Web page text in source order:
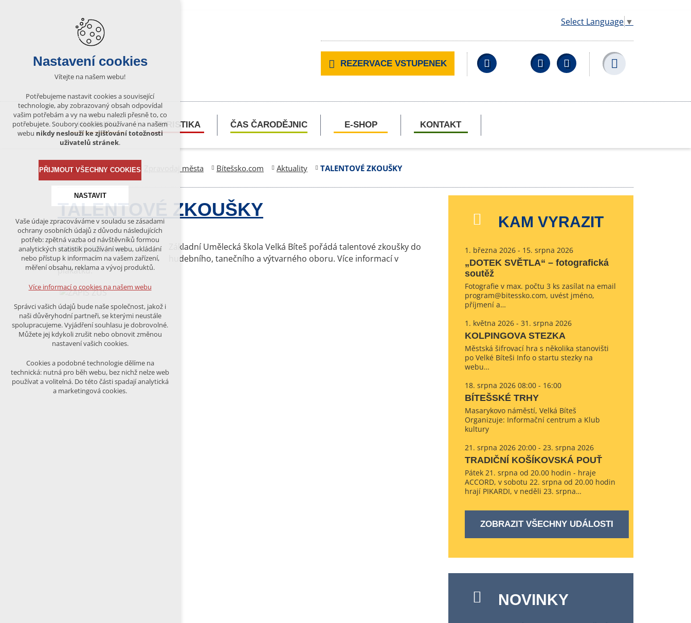
Select Language ▼
REZERVACE VSTUPENEK Facebook YouTubeWikipedia
KULTURA TURISTIKA ČAS ČARODĚJNIC E-SHOP KONTAKT
Bítešsko Kultura Zpravodaj města Bítešsko.com Aktuality TALENTOVÉ ZKOUŠKY
TALENTOVÉ ZKOUŠKY
1.6.2026
Základní Umělecká škola Velká Bíteš pořádá talentové zkoušky do
hudebního, tanečního a výtvarného oboru. Více informací v
plakátku.
KAM VYRAZIT
1. března 2026 - 15. srpna 2026
„DOTEK SVĚTLA“ – fotografická
soutěž
Fotografie v max. počtu 3 ks zasílat na email
program@bitessko.com, uvést jméno,
příjmení a…
1. května 2026 - 31. srpna 2026
KOLPINGOVA STEZKA
Městská šifrovací hra s několika stanovišti
po Velké Bíteši Info o startu stezky na
webu…
18. srpna 2026 08:00 - 16:00
BÍTEŠSKÉ TRHY
Masarykovo náměstí, Velká Bíteš
Organizuje: Informační centrum a Klub
kultury
21. srpna 2026 20:00 - 23. srpna 2026
TRADIČNÍ KOŠÍKOVSKÁ POUŤ
Pátek 21. srpna od 20.00 hodin - hraje
ACCORD, v sobotu 22. srpna od 20.00 hodin
hrají PIKARDI, v neděli 23. srpna…
ZOBRAZIT VŠECHNY UDÁLOSTI
NOVINKY
Nastavení cookies
Vítejte na našem webu!
Potřebujeme nastavit cookies a související
technologie, aby zobrazovaný obsah odpovídal
vašim potřebám a vy na webu nalezli přesně to, co
potřebujete. Soubory cookies používané na našem
webu nikdy neslouží ke zjišťování totožnosti
uživatelů stránek.
PŘIJMOUT VŠECHNY COOKIES
NASTAVIT
Technická cookies
nutná pro provozování webu
udržení kontextu stránek (session):
případná přihlášení, volby jazyka, apod.
analytická pro anonymizované
vyhodnocení návštěvnosti
marketingová cookies (Google)
Více informací o cookies na našem webu
ODMÍTNOUT VŠE
Vaše údaje zpracováváme v souladu se zásadami
ochrany osobních údajů z důvodu následujících
potřeb: zpětná vazba od návštěvníků formou
analytických statistik používání webu, ukládání
nebo přístup k informacím na vašem zařízení,
měření obsahu, reklama a vývoj produktů.
Více informací o cookies na našem webu
Správci vašich údajů bude naše společnost, jakož i
naši důvěryhodní partneři, se kterými neustále
spolupracujeme. Vyjádření souhlasu je dobrovolné.
Můžete jej kdykoli zrušit nebo obnovit změnou
nastavení vašich cookies.
Cookies a podobné technologie dělíme na
technická: nutná pro běh webu, bez nichž nelze web
používat a volitelná. Do této části spadají analytická
a marketingová cookies.